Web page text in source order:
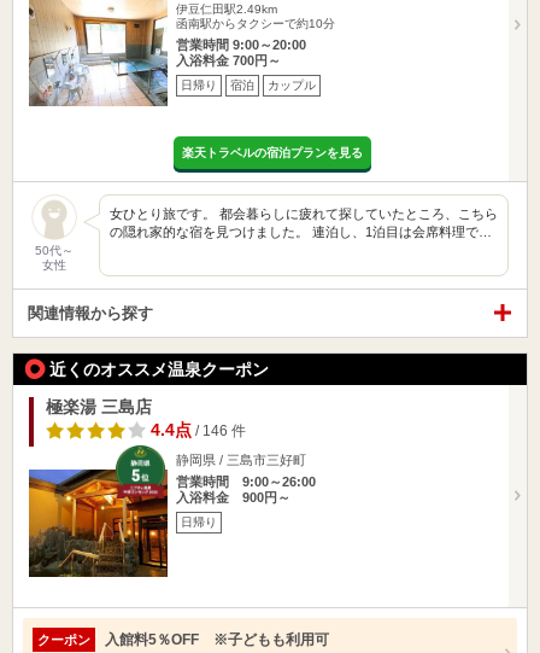
伊豆仁田駅2.49km
函南駅からタクシーで約10分
営業時間 9:00～20:00
入浴料金 700円～
日帰り 宿泊 カップル
楽天トラベルの宿泊プランを見る
50代～
女性
女ひとり旅です。 都会暮らしに疲れて探していたところ、こちら
の隠れ家的な宿を見つけました。 連泊し、1泊目は会席料理で…
関連情報から探す
近くのオススメ温泉クーポン
極楽湯 三島店
4.4点/ 146 件
静岡県 / 三島市三好町
営業時間 9:00～26:00
入浴料金 900円～
日帰り
クーポン 入館料5％OFF ※子どもも利用可